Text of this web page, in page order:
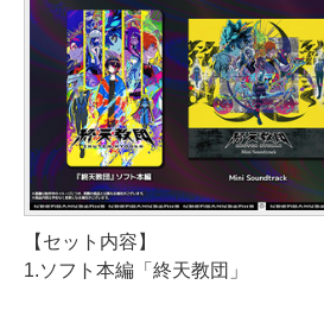
【セット内容】
1.ソフト本編「終天教団」